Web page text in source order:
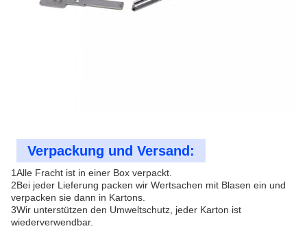
Verpackung und Versand:
1Alle Fracht ist in einer Box verpackt.
2Bei jeder Lieferung packen wir Wertsachen mit Blasen ein und
verpacken sie dann in Kartons.
3Wir unterstützen den Umweltschutz, jeder Karton ist
wiederverwendbar.